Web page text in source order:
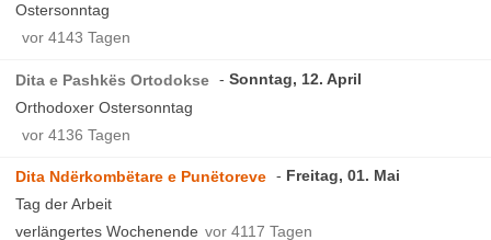
Ostersonntag
vor 4143 Tagen
Dita e Pashkës Ortodokse
Sonntag, 12. April
Orthodoxer Ostersonntag
vor 4136 Tagen
Dita Ndërkombëtare e Punëtoreve
Freitag, 01. Mai
Tag der Arbeit
verlängertes Wochenende vor 4117 Tagen